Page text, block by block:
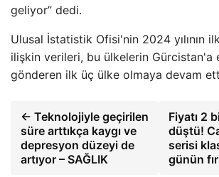
geliyor” dedi.
Ulusal İstatistik Ofisi'nin 2024 yılının
ilişkin verileri, bu ülkelerin Gürcistan'a
gönderen ilk üç ülke olmaya devam
← Teknolojiyle geçirilen
süre arttıkça kaygı ve
depresyon düzeyi de
artıyor – SAĞLIK
Fiyatı 2
düştü!
serisi
günün